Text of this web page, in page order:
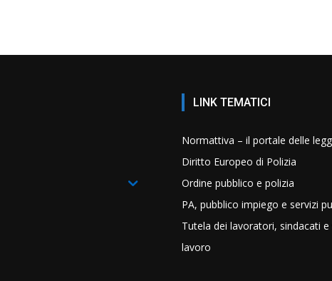
LINK TEMATICI
Normattiva – il portale delle
Diritto Europeo di Polizia
Ordine pubblico e polizia
PA, pubblico impiego e servizi
Tutela dei lavoratori, sindacati e
lavoro